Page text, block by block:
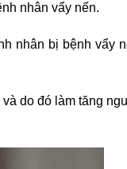
nhân vẩy nến.
nhân bị bệnh vẩy
do đó làm tăng